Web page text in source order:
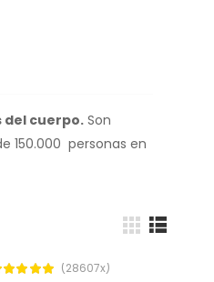
del cuerpo. Son
150.000 personas en
(28607x)